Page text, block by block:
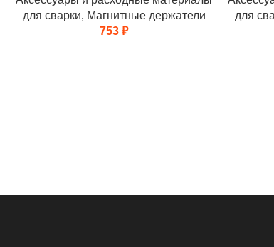
для сварки, Магнитные держатели
753 ₽
для